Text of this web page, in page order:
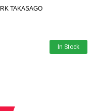
RK TAKASAGO
In Stock